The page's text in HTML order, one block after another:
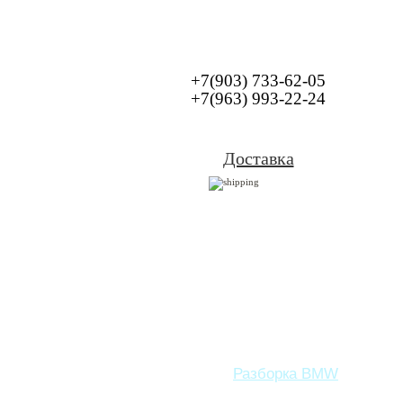
+7(903) 733-62-05
+7(963) 993-22-24
Доставка
Разборка BMW